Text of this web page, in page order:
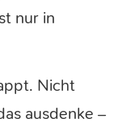
nur in
Nicht
ausdenke –